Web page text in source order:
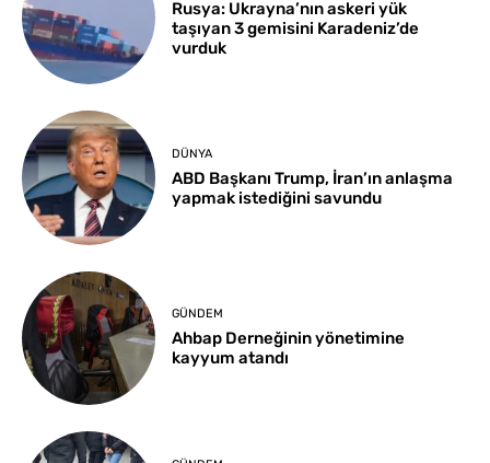
Rusya: Ukrayna’nın askeri yük
taşıyan 3 gemisini Karadeniz’de
vurduk
DÜNYA
ABD Başkanı Trump, İran’ın anlaşma
yapmak istediğini savundu
GÜNDEM
Ahbap Derneğinin yönetimine
kayyum atandı